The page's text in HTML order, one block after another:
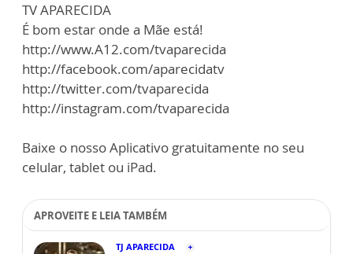
TV APARECIDA
É bom estar onde a Mãe está!
http://www.A12.com/tvaparecida
http://facebook.com/aparecidatv
http://twitter.com/tvaparecida
http://instagram.com/tvaparecida
Baixe o nosso Aplicativo gratuitamente no seu
celular, tablet ou iPad.
APROVEITE E LEIA TAMBÉM
TJ APARECIDA